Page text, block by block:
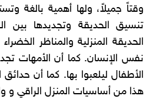
وقتاً جميلاً، ولها أهمية بالغة
تنسيق الحديقة وتجديدها بين
الحديقة المنزلية والمناظر
نفس الإنسان. كما أن الأمهات تجد
الأطفال ليلعبوا بها. كما أن
هذا من أساسيات المنزل الراقي و